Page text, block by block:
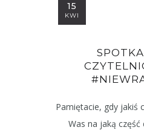
15
KWI
Pamiętacie, gdy jakiś
Was na jaką część